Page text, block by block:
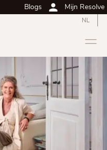
Blogs Mijn Resolve
NL